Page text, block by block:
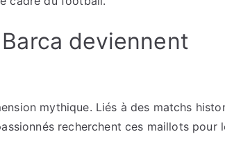
deviennent
mythique. Liés à des matchs
recherchent ces maillots pour